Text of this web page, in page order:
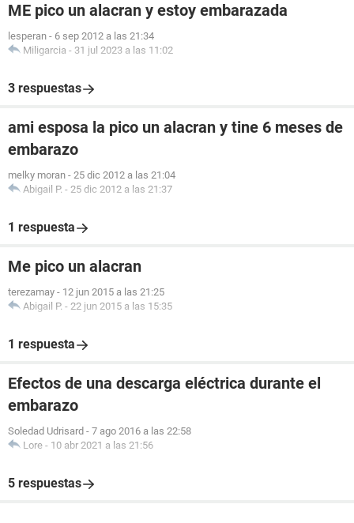
ME pico un alacran y estoy embarazada
lesperan - 6 sep 2012 a las 21:34
Miligarcia - 31 jul 2023 a las 11:02
3 respuestas
ami esposa la pico un alacran y tine 6 meses de
embarazo
melky moran - 25 dic 2012 a las 21:04
Abigail P. - 25 dic 2012 a las 21:37
1 respuesta
Me pico un alacran
terezamay - 12 jun 2015 a las 21:25
Abigail P. - 22 jun 2015 a las 15:35
1 respuesta
Efectos de una descarga eléctrica durante el
embarazo
Soledad Udrisard - 7 ago 2016 a las 22:58
Lore - 10 abr 2021 a las 21:56
5 respuestas